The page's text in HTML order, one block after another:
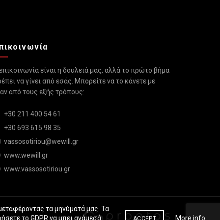
είναι η δουλειά μας, αλλά το πρώτο βήμα
να γίνει από εσάς. Μπορείτε να το κάνετε με
από τους εξής τρόπους:
+30 211 400 54 61
+30 693 615 98 35
vassosotiriou@wewill.gr
www.wewill.gr
www.vassosotiriou.gr
τα μηνύματά μας. Τα
το GDPR να μπει ανάμεσά
ACCEPT More info